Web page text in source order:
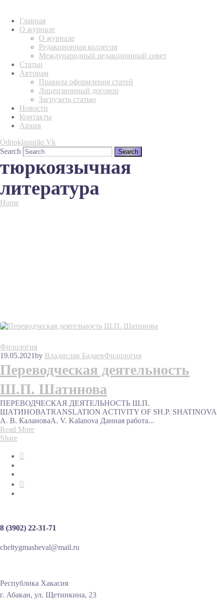
Главная
О журнале
О журнале
Редакционная коллегия
Международный редакционный совет
Статьи
Авторам
Правила оформления статей
Лицензионный договор
Загрузить статью
Новости
Контакты
Архив
Odnoklassniki Vk
Search
тюркоязычная
литература
Home
Филология
19.05.2021by Владислав БадаевФилология
Переводческая деятельность
Ш.П. Шатинова
ПЕРЕВОДЧЕСКАЯ ДЕЯТЕЛЬНОСТЬ Ш.П.
ШАТИНОВАTRANSLATION ACTIVITY OF SH.P. SHATINOVA
А. В. КалановаA. V. Kalanova Данная работа...
Read More
Share
8 (3902) 22-31-71
cheltygmasheval@mail.ru
Республика Хакасия
г. Абакан, ул. Щетинкина, 23